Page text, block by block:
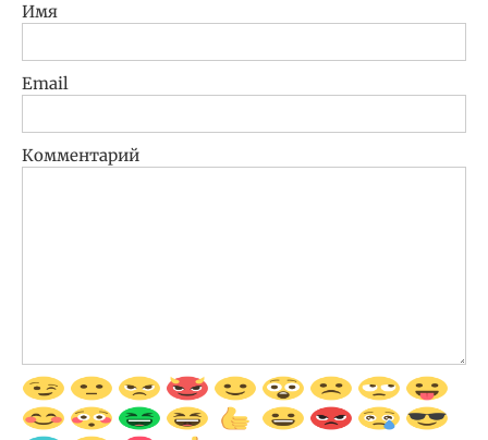
Имя
Email
Комментарий